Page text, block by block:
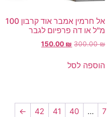
אל חרמין אמבר אוד קרבון 100
מ"ל או דה פרפיום לגבר
300.00₪
150.00 ₪
הוספה לסל
7
…
40
41
42
←